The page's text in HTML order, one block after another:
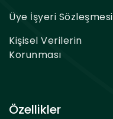
Üye İşyeri Sözleşmesi
Kişisel Verilerin
Korunması
Özellikler